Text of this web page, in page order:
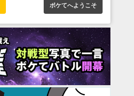
ボケてへようこそ